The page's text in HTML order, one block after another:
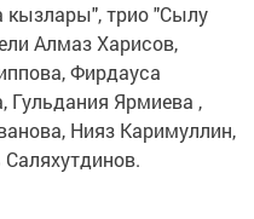
кызлары", трио "Сылу
Алмаз Харисов,
Фирдауса
Ярмиева ,
Нияз Каримуллин,